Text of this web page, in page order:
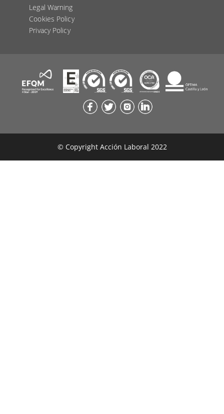
Legal Warning
Cookies Policy
Privacy Policy
© Copyright Acción Laboral 2022